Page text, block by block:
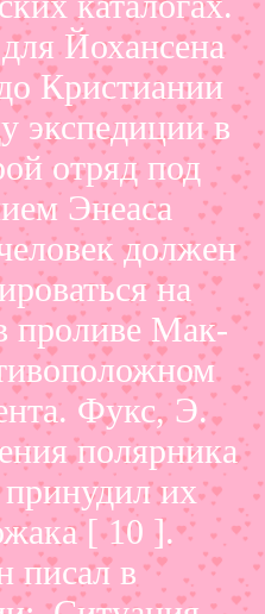
Йохансена
Кристиании
экспедиции в
отряд под
Энеаса
должен
на
проливе Мак-
Фукс, Э.
полярника
их
[ 10 ].
писал в